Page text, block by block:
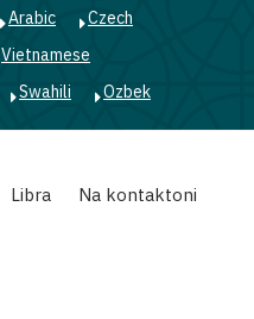
Arabic
Czech
Vietnamese
Swahili Ozbek
Libra Na kontaktoni